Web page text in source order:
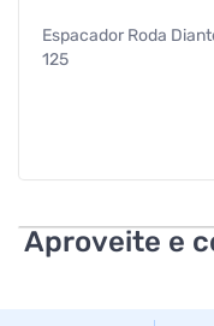
Espacador Roda
125
Aproveite e